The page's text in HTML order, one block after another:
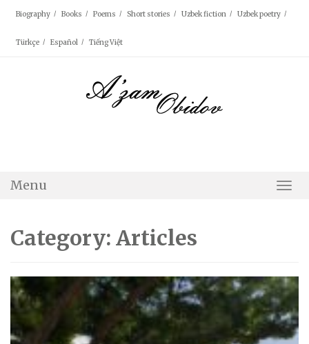
Biography Books Poems Short stories Uzbek fiction Uzbek poetry
Türkçe Español Tiếng Việt
Menu
Category: Articles